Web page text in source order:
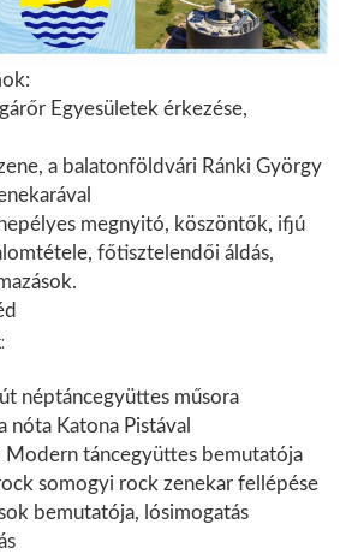
Egyesületek érkezése,
a balatonföldvári Ránki György
megnyitó, köszöntők, ifjú
főtisztelendői áldás,
néptáncegyüttes műsora
nóta Katona Pistával
Modern táncegyüttes bemutatója
somogyi rock zenekar fellépése
bemutatója, lósimogatás